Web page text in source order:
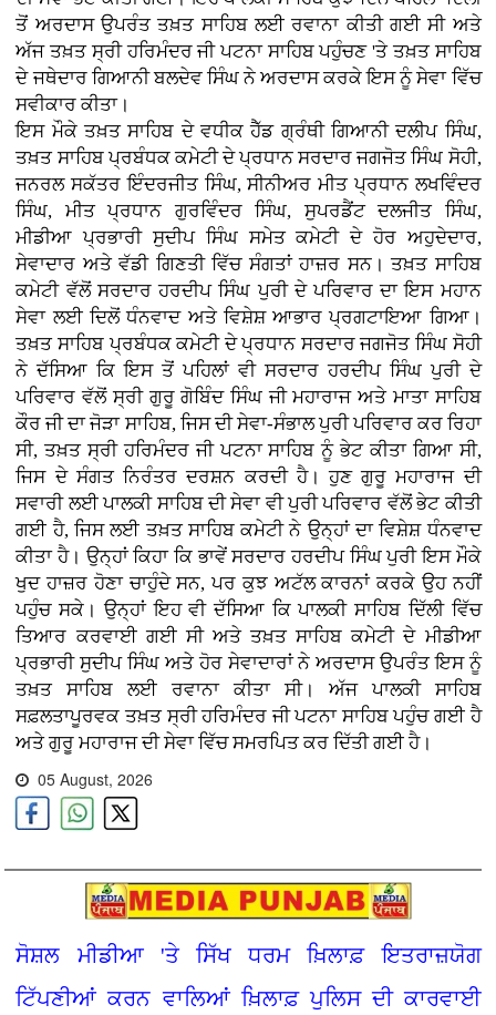
ਤੋਂ ਅਰਦਾਸ ਉਪਰੰਤ ਤਖ਼ਤ ਸਾਹਿਬ ਲਈ ਰਵਾਨਾ ਕੀਤੀ ਗਈ ਸੀ ਅਤੇ
ਅੱਜ ਤਖ਼ਤ ਸ੍ਰੀ ਹਰਿਮੰਦਰ ਜੀ ਪਟਨਾ ਸਾਹਿਬ ਪਹੁੰਚਣ 'ਤੇ ਤਖ਼ਤ ਸਾਹਿਬ
ਦੇ ਜਥੇਦਾਰ ਗਿਆਨੀ ਬਲਦੇਵ ਸਿੰਘ ਨੇ ਅਰਦਾਸ ਕਰਕੇ ਇਸ ਨੂੰ ਸੇਵਾ ਵਿੱਚ
ਸਵੀਕਾਰ ਕੀਤਾ।
ਇਸ ਮੌਕੇ ਤਖ਼ਤ ਸਾਹਿਬ ਦੇ ਵਧੀਕ ਹੈੱਡ ਗ੍ਰੰਥੀ ਗਿਆਨੀ ਦਲੀਪ ਸਿੰਘ,
ਤਖ਼ਤ ਸਾਹਿਬ ਪ੍ਰਬੰਧਕ ਕਮੇਟੀ ਦੇ ਪ੍ਰਧਾਨ ਸਰਦਾਰ ਜਗਜੋਤ ਸਿੰਘ ਸੋਹੀ,
ਜਨਰਲ ਸਕੱਤਰ ਇੰਦਰਜੀਤ ਸਿੰਘ, ਸੀਨੀਅਰ ਮੀਤ ਪ੍ਰਧਾਨ ਲਖਵਿੰਦਰ
ਸਿੰਘ, ਮੀਤ ਪ੍ਰਧਾਨ ਗੁਰਵਿੰਦਰ ਸਿੰਘ, ਸੁਪਰਡੈਂਟ ਦਲਜੀਤ ਸਿੰਘ,
ਮੀਡੀਆ ਪ੍ਰਭਾਰੀ ਸੁਦੀਪ ਸਿੰਘ ਸਮੇਤ ਕਮੇਟੀ ਦੇ ਹੋਰ ਅਹੁਦੇਦਾਰ,
ਸੇਵਾਦਾਰ ਅਤੇ ਵੱਡੀ ਗਿਣਤੀ ਵਿੱਚ ਸੰਗਤਾਂ ਹਾਜ਼ਰ ਸਨ। ਤਖ਼ਤ ਸਾਹਿਬ
ਕਮੇਟੀ ਵੱਲੋਂ ਸਰਦਾਰ ਹਰਦੀਪ ਸਿੰਘ ਪੁਰੀ ਦੇ ਪਰਿਵਾਰ ਦਾ ਇਸ ਮਹਾਨ
ਸੇਵਾ ਲਈ ਦਿਲੋਂ ਧੰਨਵਾਦ ਅਤੇ ਵਿਸ਼ੇਸ਼ ਆਭਾਰ ਪ੍ਰਗਟਾਇਆ ਗਿਆ।
ਤਖ਼ਤ ਸਾਹਿਬ ਪ੍ਰਬੰਧਕ ਕਮੇਟੀ ਦੇ ਪ੍ਰਧਾਨ ਸਰਦਾਰ ਜਗਜੋਤ ਸਿੰਘ ਸੋਹੀ
ਨੇ ਦੱਸਿਆ ਕਿ ਇਸ ਤੋਂ ਪਹਿਲਾਂ ਵੀ ਸਰਦਾਰ ਹਰਦੀਪ ਸਿੰਘ ਪੁਰੀ ਦੇ
ਪਰਿਵਾਰ ਵੱਲੋਂ ਸ੍ਰੀ ਗੁਰੂ ਗੋਬਿੰਦ ਸਿੰਘ ਜੀ ਮਹਾਰਾਜ ਅਤੇ ਮਾਤਾ ਸਾਹਿਬ
ਕੌਰ ਜੀ ਦਾ ਜੋੜਾ ਸਾਹਿਬ, ਜਿਸ ਦੀ ਸੇਵਾ-ਸੰਭਾਲ ਪੁਰੀ ਪਰਿਵਾਰ ਕਰ ਰਿਹਾ
ਸੀ, ਤਖ਼ਤ ਸ੍ਰੀ ਹਰਿਮੰਦਰ ਜੀ ਪਟਨਾ ਸਾਹਿਬ ਨੂੰ ਭੇਟ ਕੀਤਾ ਗਿਆ ਸੀ,
ਜਿਸ ਦੇ ਸੰਗਤ ਨਿਰੰਤਰ ਦਰਸ਼ਨ ਕਰਦੀ ਹੈ। ਹੁਣ ਗੁਰੂ ਮਹਾਰਾਜ ਦੀ
ਸਵਾਰੀ ਲਈ ਪਾਲਕੀ ਸਾਹਿਬ ਦੀ ਸੇਵਾ ਵੀ ਪੁਰੀ ਪਰਿਵਾਰ ਵੱਲੋਂ ਭੇਟ ਕੀਤੀ
ਗਈ ਹੈ, ਜਿਸ ਲਈ ਤਖ਼ਤ ਸਾਹਿਬ ਕਮੇਟੀ ਨੇ ਉਨ੍ਹਾਂ ਦਾ ਵਿਸ਼ੇਸ਼ ਧੰਨਵਾਦ
ਕੀਤਾ ਹੈ। ਉਨ੍ਹਾਂ ਕਿਹਾ ਕਿ ਭਾਵੇਂ ਸਰਦਾਰ ਹਰਦੀਪ ਸਿੰਘ ਪੁਰੀ ਇਸ ਮੌਕੇ
ਖੁਦ ਹਾਜ਼ਰ ਹੋਣਾ ਚਾਹੁੰਦੇ ਸਨ, ਪਰ ਕੁਝ ਅਟੱਲ ਕਾਰਨਾਂ ਕਰਕੇ ਉਹ ਨਹੀਂ
ਪਹੁੰਚ ਸਕੇ। ਉਨ੍ਹਾਂ ਇਹ ਵੀ ਦੱਸਿਆ ਕਿ ਪਾਲਕੀ ਸਾਹਿਬ ਦਿੱਲੀ ਵਿੱਚ
ਤਿਆਰ ਕਰਵਾਈ ਗਈ ਸੀ ਅਤੇ ਤਖ਼ਤ ਸਾਹਿਬ ਕਮੇਟੀ ਦੇ ਮੀਡੀਆ
ਪ੍ਰਭਾਰੀ ਸੁਦੀਪ ਸਿੰਘ ਅਤੇ ਹੋਰ ਸੇਵਾਦਾਰਾਂ ਨੇ ਅਰਦਾਸ ਉਪਰੰਤ ਇਸ ਨੂੰ
ਤਖ਼ਤ ਸਾਹਿਬ ਲਈ ਰਵਾਨਾ ਕੀਤਾ ਸੀ। ਅੱਜ ਪਾਲਕੀ ਸਾਹਿਬ
ਸਫ਼ਲਤਾਪੂਰਵਕ ਤਖ਼ਤ ਸ੍ਰੀ ਹਰਿਮੰਦਰ ਜੀ ਪਟਨਾ ਸਾਹਿਬ ਪਹੁੰਚ ਗਈ ਹੈ
ਅਤੇ ਗੁਰੂ ਮਹਾਰਾਜ ਦੀ ਸੇਵਾ ਵਿੱਚ ਸਮਰਪਿਤ ਕਰ ਦਿੱਤੀ ਗਈ ਹੈ।
05 August, 2026
ਸੋਸ਼ਲ ਮੀਡੀਆ 'ਤੇ ਸਿੱਖ ਧਰਮ ਖ਼ਿਲਾਫ਼ ਇਤਰਾਜ਼ਯੋਗ
ਟਿੱਪਣੀਆਂ ਕਰਨ ਵਾਲਿਆਂ ਖ਼ਿਲਾਫ਼ ਪੁਲਿਸ ਦੀ ਕਾਰਵਾਈ